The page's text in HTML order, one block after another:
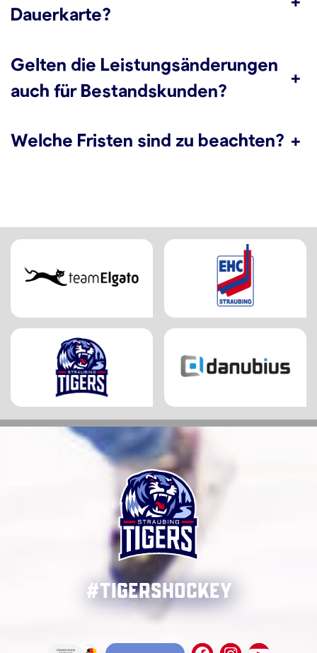
Dauerkarte?
Gelten die Leistungsänderungen
auch für Bestandskunden?
+
Welche Fristen sind zu beachten? +
#TigersHockey